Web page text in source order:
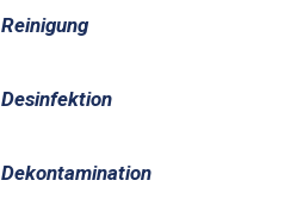
Reinigung
Desinfektion
Dekontamination